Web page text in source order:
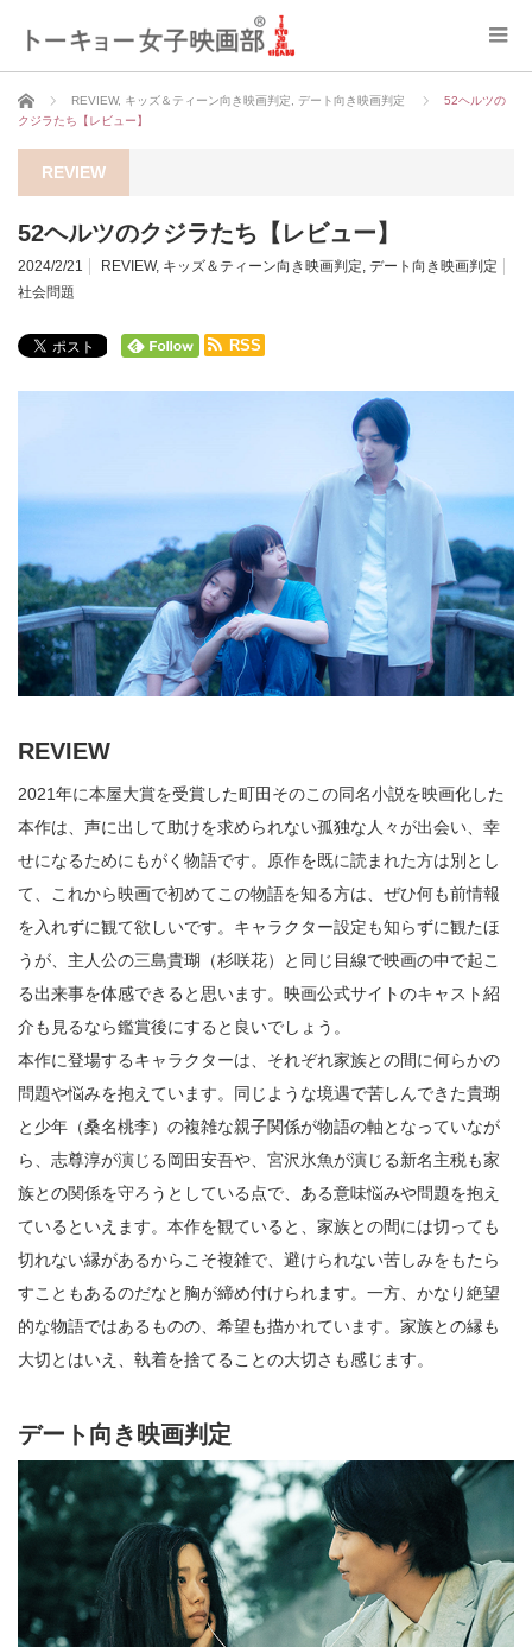
ホーム REVIEW, キッズ＆ティーン向き映画判定 デート向き映画判定
52ヘルツの
クジラたち【レビュー】
REVIEW
52ヘルツのクジラたち【レビュー】
2024/2/21 REVIEW, キッズ＆ティーン向き映画判定, デート向き映画判定
社会問題
RSS
REVIEW
2021年に本屋大賞を受賞した町田そのこの同名小説を映画化した
本作は、声に出して助けを求められない孤独な人々が出会い、幸
せになるためにもがく物語です。原作を既に読まれた方は別とし
て、これから映画で初めてこの物語を知る方は、ぜひ何も前情報
を入れずに観て欲しいです。キャラクター設定も知らずに観たほ
うが、主人公の三島貴瑚（杉咲花）と同じ目線で映画の中で起こ
る出来事を体感できると思います。映画公式サイトのキャスト紹
介も見るなら鑑賞後にすると良いでしょう。
本作に登場するキャラクターは、それぞれ家族との間に何らかの
問題や悩みを抱えています。同じような境遇で苦しんできた貴瑚
と少年（桑名桃李）の複雑な親子関係が物語の軸となっていなが
ら、志尊淳が演じる岡田安吾や、宮沢氷魚が演じる新名主税も家
族との関係を守ろうとしている点で、ある意味悩みや問題を抱え
ているといえます。本作を観ていると、家族との間には切っても
切れない縁があるからこそ複雑で、避けられない苦しみをもたら
すこともあるのだなと胸が締め付けられます。一方、かなり絶望
的な物語ではあるものの、希望も描かれています。家族との縁も
大切とはいえ、執着を捨てることの大切さも感じます。
デート向き映画判定